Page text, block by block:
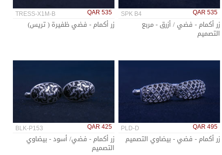
SPK B4 QAR 535
زر أكمام - فضي / أزرق - مربع
التصميم
TRESS-X1M-B QAR 535
زر أكمام - فضي ظفيرة ( تريس)
PLD-D QAR 495
زر أكمام - فضي - بيضاوي التصميم
BLK-P153 QAR 425
زر أكمام - فضي/ أسود - بيضاوي
التصميم